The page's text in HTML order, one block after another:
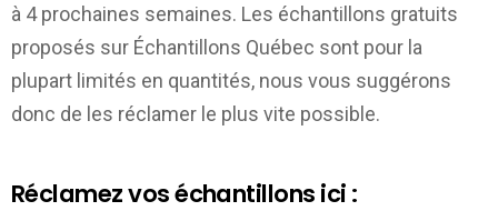
à 4 prochaines semaines. Les échantillons gratuits
proposés sur Échantillons Québec sont pour la
plupart limités en quantités, nous vous suggérons
donc de les réclamer le plus vite possible.
Réclamez vos échantillons ici :